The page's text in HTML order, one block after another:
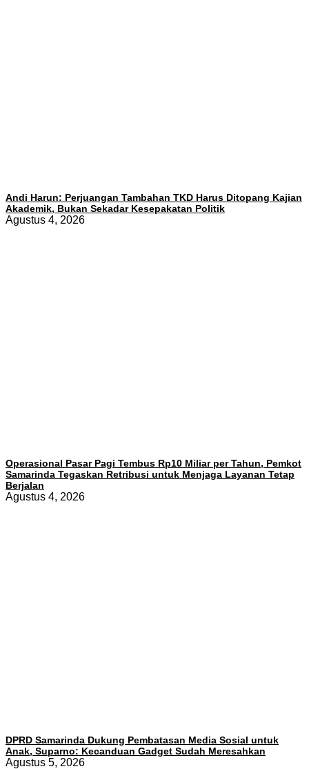
Andi Harun: Perjuangan Tambahan TKD Harus Ditopang Kajian
Akademik, Bukan Sekadar Kesepakatan Politik
Agustus 4, 2026
Operasional Pasar Pagi Tembus Rp10 Miliar per Tahun, Pemkot
Samarinda Tegaskan Retribusi untuk Menjaga Layanan Tetap
Berjalan
Agustus 4, 2026
DPRD Samarinda Dukung Pembatasan Media Sosial untuk
Anak, Suparno: Kecanduan Gadget Sudah Meresahkan
Agustus 5, 2026